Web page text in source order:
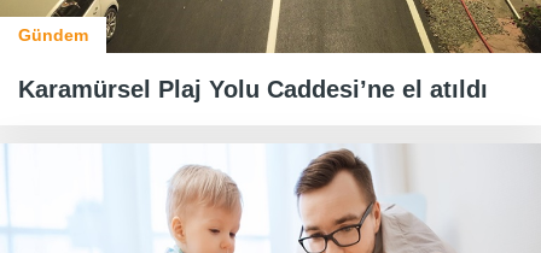
Gündem
Karamürsel Plaj Yolu Caddesi’ne el atıldı